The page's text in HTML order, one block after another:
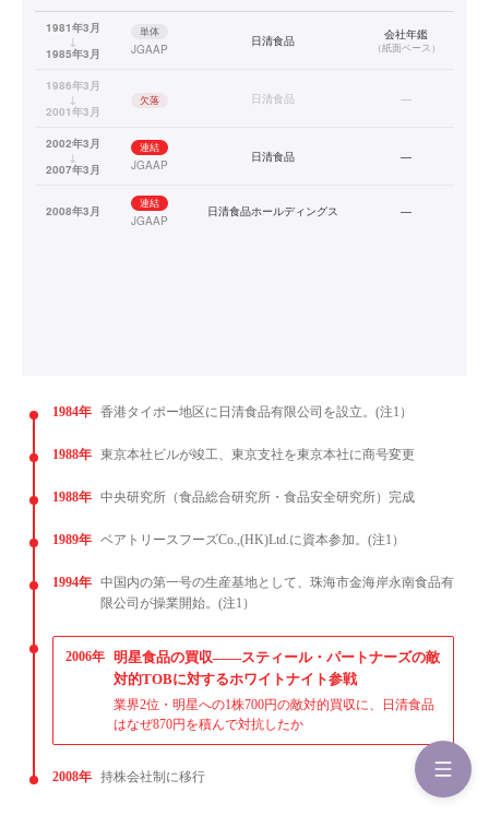
1981年3月
↓
1985年3月
単体
JGAAP
日清食品 会社年鑑
（紙面ベース）
1986年3月
↓
2001年3月
欠落 日清食品 —
2002年3月
↓
2007年3月
連結
JGAAP
日清食品 —
2008年3月
連結
JGAAP
日清食品ホールディングス —
1984年 香港タイポー地区に日清食品有限公司を設立。(注1）
1988年 東京本社ビルが竣工、東京支社を東京本社に商号変更
1988年 中央研究所（食品総合研究所・食品安全研究所）完成
1989年 ベアトリースフーズCo.,(HK)Ltd.に資本参加。(注1）
1994年 中国内の第一号の生産基地として、珠海市金海岸永南食品有
限公司が操業開始。(注1）
2006年 明星食品の買収——スティール・パートナーズの敵
対的TOBに対するホワイトナイト参戦
業界2位・明星への1株700円の敵対的買収に、日清食品
はなぜ870円を積んで対抗したか
2008年 持株会社制に移行